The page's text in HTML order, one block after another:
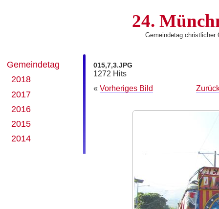
24.
Gemeindetag christlicher
Gemeindetag
2018
2017
2016
2015
2014
015,7,3.JPG
1272 Hits
« Vorheriges Bild